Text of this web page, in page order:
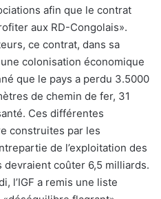
afin que le contrat
aux RD-Congolais».
ce contrat, dans sa
colonisation économique
que le pays a perdu 3.5000
de chemin de fer, 31
Ces différentes
construites par les
de l’exploitation des
devraient coûter 6,5 milliards.
l’IGF a remis une liste